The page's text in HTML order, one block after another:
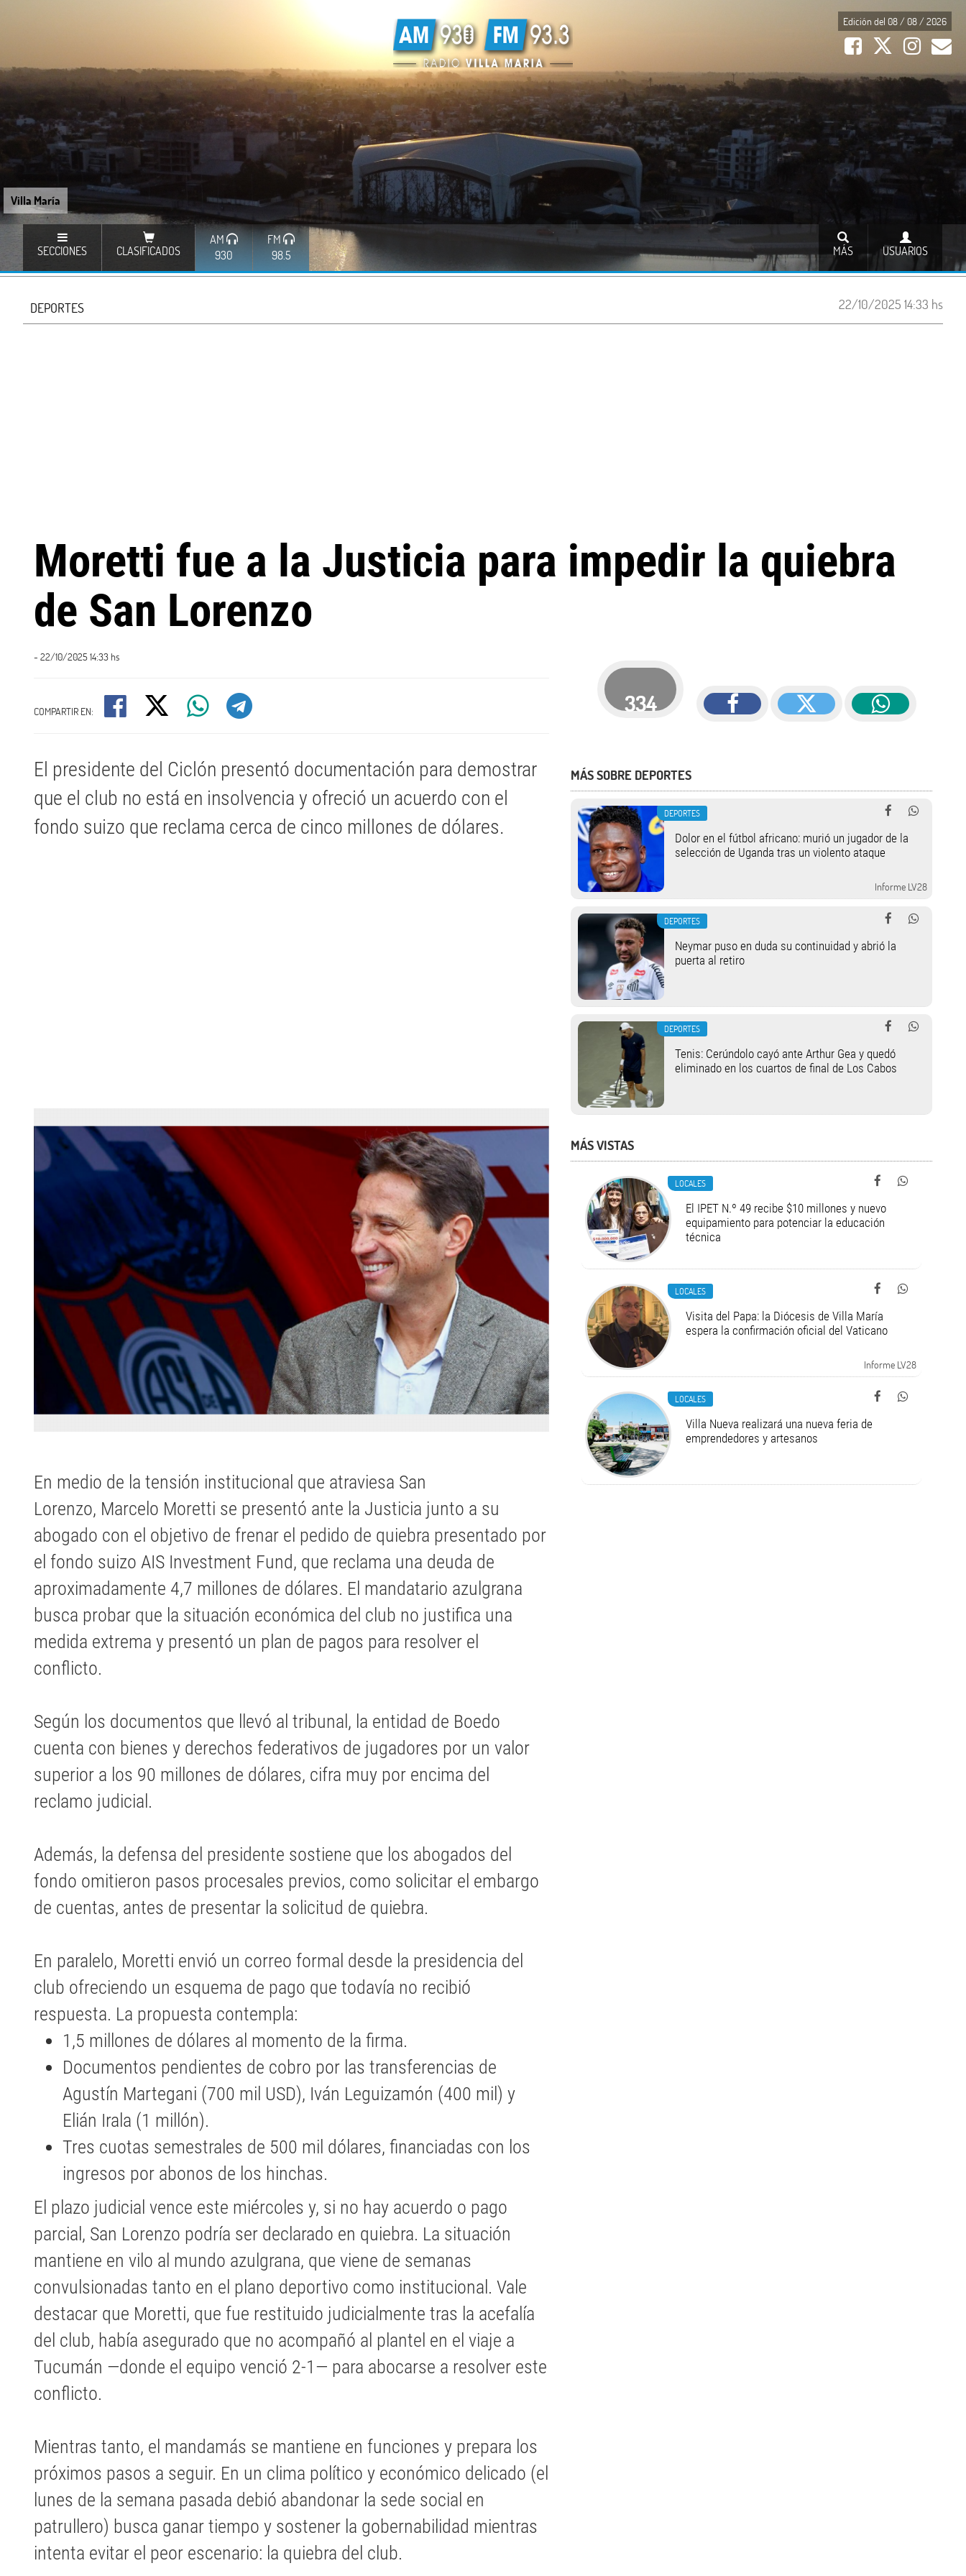
Villa María
Edición del 08 / 08 / 2026
SECCIONES CLASIFICADOS
AM
930
FM
98.5
USUARIOS
MÁS
22/10/2025 14:33 hs
DEPORTES
Moretti fue a la Justicia para impedir la quiebra
de San Lorenzo
- 22/10/2025 14:33 hs
COMPARTIR EN:
El presidente del Ciclón presentó documentación para demostrar
que el club no está en insolvencia y ofreció un acuerdo con el
fondo suizo que reclama cerca de cinco millones de dólares.
En medio de la tensión institucional que atraviesa San
Lorenzo, Marcelo Moretti se presentó ante la Justicia junto a su
abogado con el objetivo de frenar el pedido de quiebra presentado por
el fondo suizo AIS Investment Fund, que reclama una deuda de
aproximadamente 4,7 millones de dólares. El mandatario azulgrana
busca probar que la situación económica del club no justifica una
medida extrema y presentó un plan de pagos para resolver el
conflicto.
Según los documentos que llevó al tribunal, la entidad de Boedo
cuenta con bienes y derechos federativos de jugadores por un valor
superior a los 90 millones de dólares, cifra muy por encima del
reclamo judicial.
Además, la defensa del presidente sostiene que los abogados del
fondo omitieron pasos procesales previos, como solicitar el embargo
de cuentas, antes de presentar la solicitud de quiebra.
En paralelo, Moretti envió un correo formal desde la presidencia del
club ofreciendo un esquema de pago que todavía no recibió
respuesta. La propuesta contempla:
1,5 millones de dólares al momento de la firma.
Documentos pendientes de cobro por las transferencias de
Agustín Martegani (700 mil USD), Iván Leguizamón (400 mil) y
Elián Irala (1 millón).
Tres cuotas semestrales de 500 mil dólares, financiadas con los
ingresos por abonos de los hinchas.
El plazo judicial vence este miércoles y, si no hay acuerdo o pago
parcial, San Lorenzo podría ser declarado en quiebra. La situación
mantiene en vilo al mundo azulgrana, que viene de semanas
convulsionadas tanto en el plano deportivo como institucional. Vale
destacar que Moretti, que fue restituido judicialmente tras la acefalía
del club, había asegurado que no acompañó al plantel en el viaje a
Tucumán —donde el equipo venció 2-1— para abocarse a resolver este
conflicto.
Mientras tanto, el mandamás se mantiene en funciones y prepara los
próximos pasos a seguir. En un clima político y económico delicado (el
lunes de la semana pasada debió abandonar la sede social en
patrullero) busca ganar tiempo y sostener la gobernabilidad mientras
intenta evitar el peor escenario: la quiebra del club.
334
MÁS SOBRE DEPORTES
DEPORTES
Dolor en el fútbol africano: murió un jugador de la
selección de Uganda tras un violento ataque
Informe LV28
DEPORTES
Neymar puso en duda su continuidad y abrió la
puerta al retiro
DEPORTES
Tenis: Cerúndolo cayó ante Arthur Gea y quedó
eliminado en los cuartos de final de Los Cabos
MÁS VISTAS
LOCALES
El IPET N.º 49 recibe $10 millones y nuevo
equipamiento para potenciar la educación
técnica
LOCALES
Visita del Papa: la Diócesis de Villa María
espera la confirmación oficial del Vaticano
Informe LV28
LOCALES
Villa Nueva realizará una nueva feria de
emprendedores y artesanos